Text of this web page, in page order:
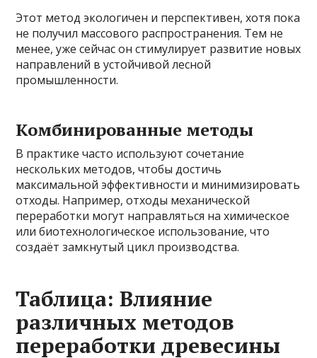
Этот метод экологичен и перспективен, хотя пока
не получил массового распространения. Тем не
менее, уже сейчас он стимулирует развитие новых
направлений в устойчивой лесной
промышленности.
Комбинированные методы
В практике часто используют сочетание
нескольких методов, чтобы достичь
максимальной эффективности и минимизировать
отходы. Например, отходы механической
переработки могут направляться на химическое
или биотехнологическое использование, что
создаёт замкнутый цикл производства.
Таблица: Влияние
различных методов
переработки древесины